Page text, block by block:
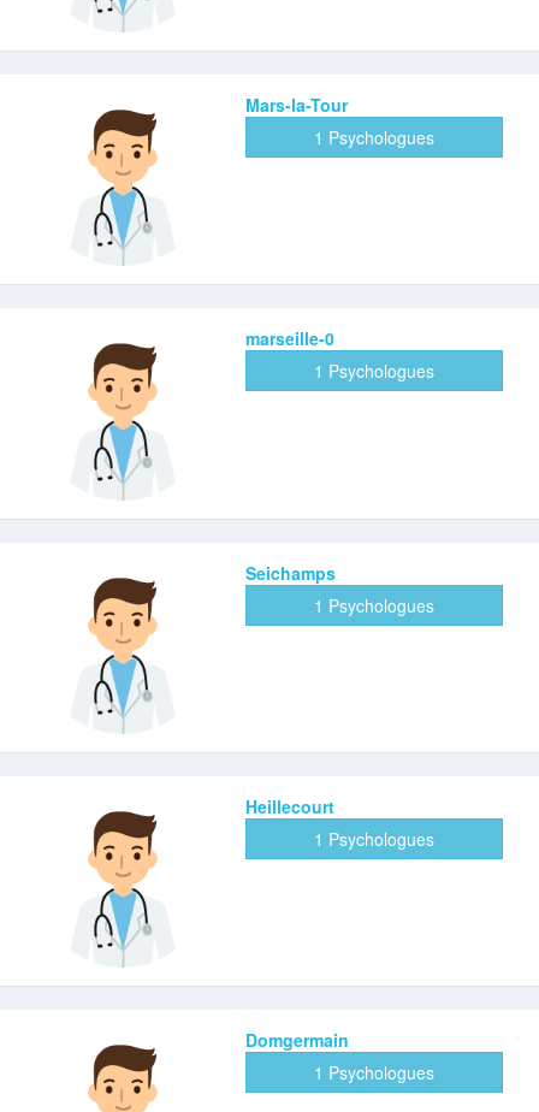
Mars-la-Tour
1 Psychologues
marseille-0
1 Psychologues
Seichamps
1 Psychologues
Heillecourt
1 Psychologues
Domgermain
1 Psychologues